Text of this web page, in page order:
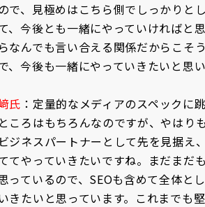
で、見極めはこちら側でしっかりと
、今後とも一緒にやっていければと
なんでも言い合える関係だからこそ
、今後も一緒にやっていきたいと思い
氏 ：定量的なメディアのスペックに
ころはもちろんなのですが、やはり
ジネスパートナーとして先を見据え
てやっていきたいですね。まだまだ
っているので、SEOも含めて全体と
きたいと思っています。これまでも